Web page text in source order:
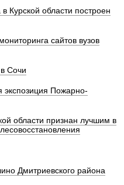
Курской области построен
сайтов вузов
Сочи
экспозиция Пожарно-
области признан лучшим в
Дмитриевского района